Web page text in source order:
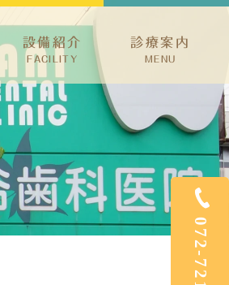
設備紹介
FACILITY
診療案内
MENU
療・歯周病・小児歯科
療・親知らず
イトニング・審美治療
科